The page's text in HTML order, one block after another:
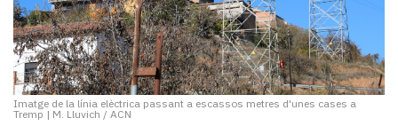
Imatge de la línia elèctrica passant a escassos metres d'unes cases a
Tremp | M. Lluvich / ACN